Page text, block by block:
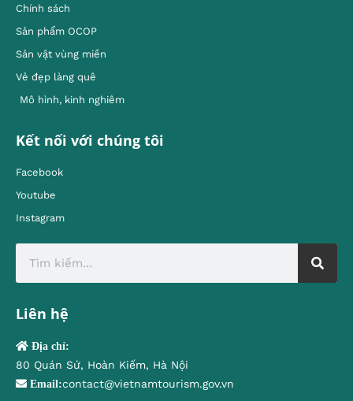
Chính sách
Sản phẩm OCOP
Sản vật vùng miền
Vẻ đẹp làng quê
Mô hình, kinh nghiêm
Kết nối với chúng tôi
Facebook
Youtube
Instagram
Liên hệ
Địa chỉ:
80 Quán Sứ, Hoàn Kiếm, Hà Nội
Email:contact@vietnamtourism.gov.vn